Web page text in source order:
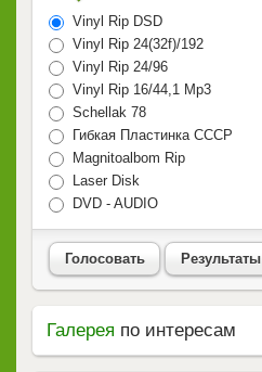
Vinyl Rip DSD
Vinyl Rip 24(32f)/192
Vinyl Rip 24/96
Vinyl Rip 16/44,1 Mp3
Schellak 78
Гибкая Пластинка СССР
Magnitoalbom Rip
Laser Disk
DVD - AUDIO
Голосовать Результаты
Галерея по интересам